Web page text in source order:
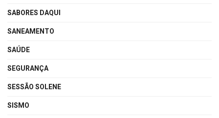
SABORES DAQUI
SANEAMENTO
SAÚDE
SEGURANÇA
SESSÃO SOLENE
SISMO